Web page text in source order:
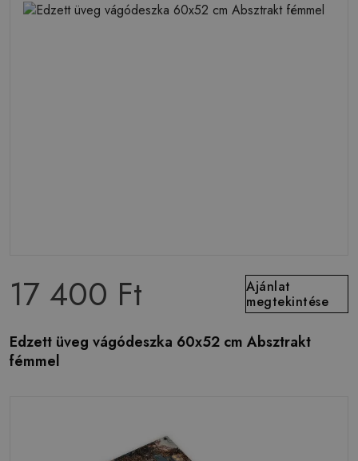
17 400 Ft
Ajánlat
megtekintése
Edzett üveg vágódeszka 60x52 cm Absztrakt
fémmel